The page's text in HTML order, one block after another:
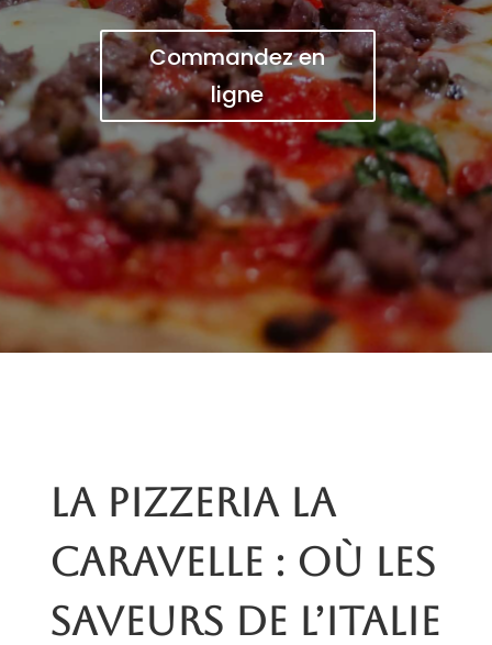
Commandez en
ligne
La pizzeria La
Caravelle : où les
saveurs de l’Italie